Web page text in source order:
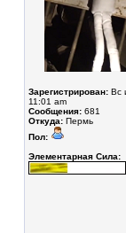
Зарегистрирован: Вс
11:01 am
Сообщения: 681
Откуда: Пермь
Пол:
Элементарная Сила: